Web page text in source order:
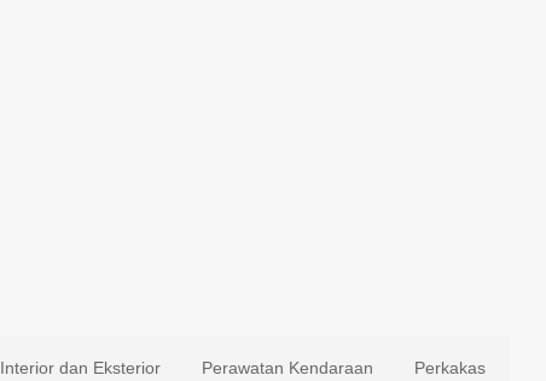
Interior dan Eksterior Perawatan Kendaraan Perkakas